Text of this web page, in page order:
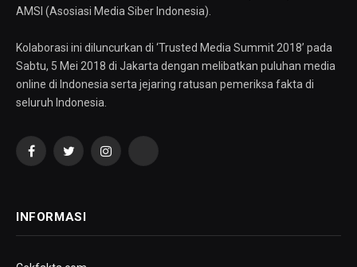
AMSI (Asosiasi Media Siber Indonesia).
Kolaborasi ini diluncurkan di ‘Trusted Media Summit 2018’ pada
Sabtu, 5 Mei 2018 di Jakarta dengan melibatkan puluhan media
online di Indonesia serta jejaring ratusan pemeriksa fakta di
seluruh Indonesia.
FacebookTwitterInstagramYouTube
INFORMASI